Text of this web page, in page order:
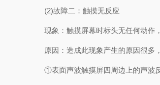
(2)故障二：触摸无反应
现象：触摸屏幕时标头无任何动作，
原因：造成此现象产生的原因很多，
①表面声波触摸屏四周边上的声波反